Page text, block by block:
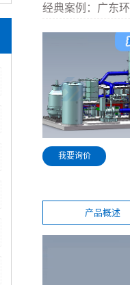
经典案例： 广东
我要询价
产品概述